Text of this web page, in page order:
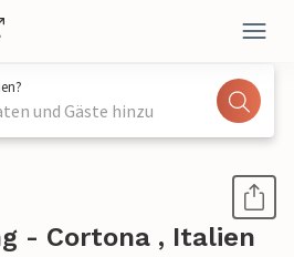
und Gäste hinzu
- Cortona , Italien